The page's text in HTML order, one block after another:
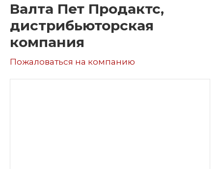
Валта Пет Продактс,
дистрибьюторская
компания
Пожаловаться на компанию